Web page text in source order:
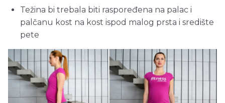
Težina bi trebala biti raspoređena na palac i
palčanu kost na kost ispod malog prsta i središte
pete